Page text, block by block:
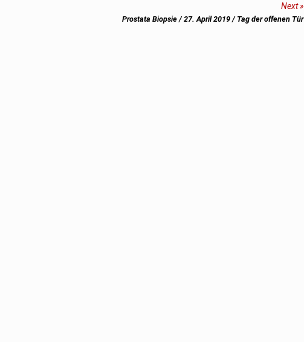
Next
Next
Prostata Biopsie / 27. April 2019 / Tag der offenen Tür